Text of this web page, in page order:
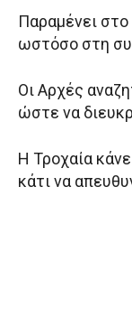
Παραμένει στο
ωστόσο στη
Οι Αρχές
ώστε να
Η Τροχαία
κάτι να